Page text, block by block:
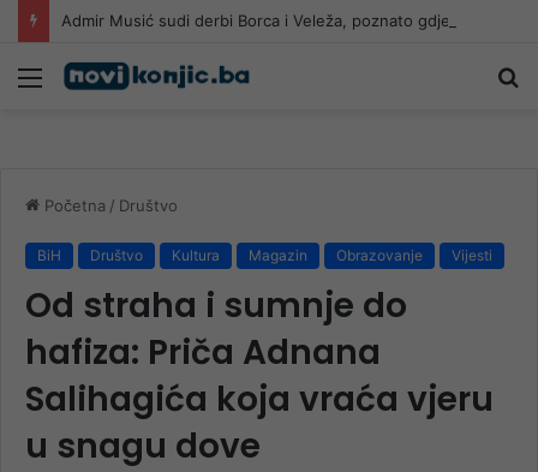
Meni
Početna / Društvo
BiH Društvo Kultura Magazin Obrazovanje Vijesti
Od straha i sumnje do
hafiza: Priča Adnana
Salihagića koja vraća vjeru
u snagu dove